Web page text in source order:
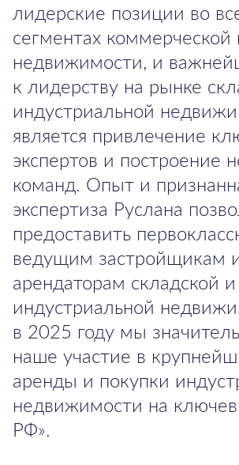
лидерские позиции во
сегментах
недвижимости, и
к лидерству на рынке
индустриальной
является привлечение
экспертов и построение
команд. Опыт и
экспертиза Руслана
предоставить
ведущим застройщикам
арендаторам складской и
индустриальной
в 2025 году мы
наше участие в
аренды и покупки
недвижимости на
РФ».